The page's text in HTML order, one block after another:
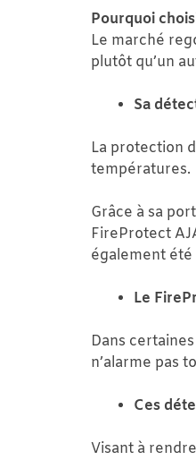
Pourquoi
Le marché
plutôt qu’un
Sa
La protection
températures.
Grâce à sa
FireProtect
également été
Le
Dans
n’alarme pas
Ces
Visant à